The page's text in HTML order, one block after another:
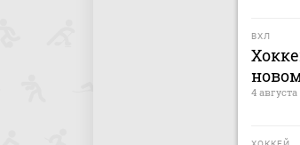
ВХЛ
4 августа